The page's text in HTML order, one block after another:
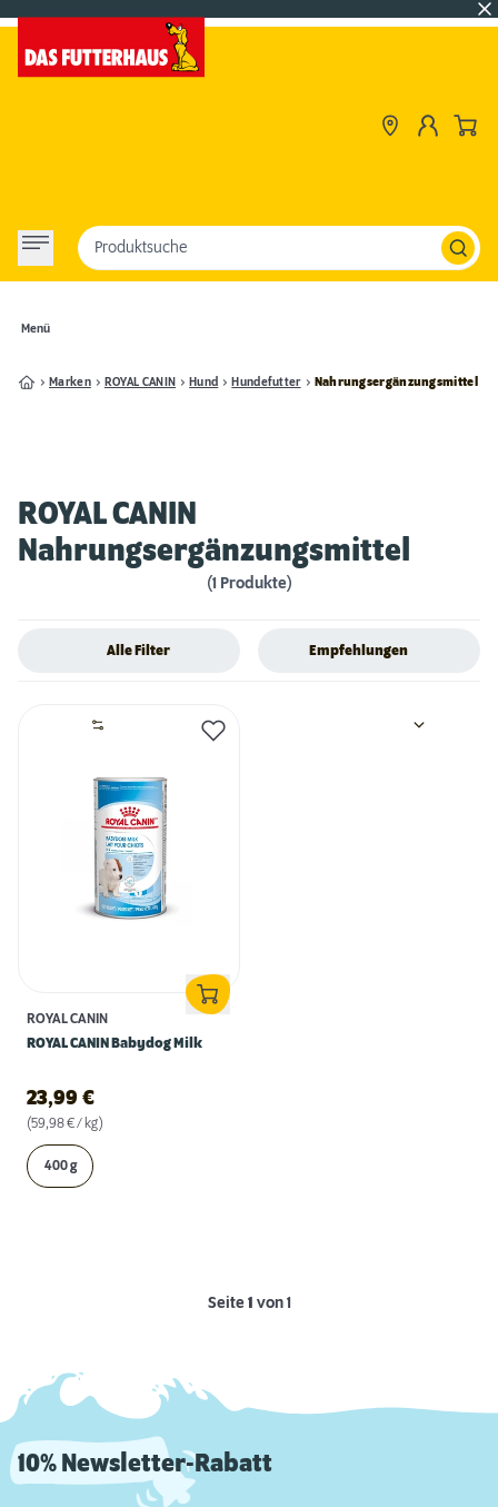
Menü
Produktsuche
Marken ROYAL CANIN Hund Hundefutter Nahrungsergänzungsmittel
ROYAL CANIN
Nahrungsergänzungsmittel
(1 Produkte)
Alle Filter Empfehlungen
ROYAL CANIN
ROYAL CANIN Babydog Milk
23,99 €
(59,98 € / kg)
400 g
Seite1 von 1
10% Newsletter-Rabatt